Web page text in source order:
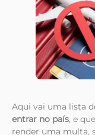
Aqui vai uma lista
entrar no país, e
render uma multa,